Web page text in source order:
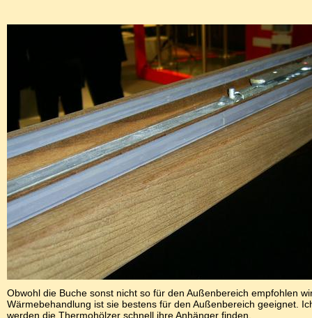
Obwohl die Buche sonst nicht so für den Außenbereich empfohlen
Wärmebehandlung ist sie bestens für den Außenbereich geeignet.
werden die Thermohölzer schnell ihre Anhänger finden.